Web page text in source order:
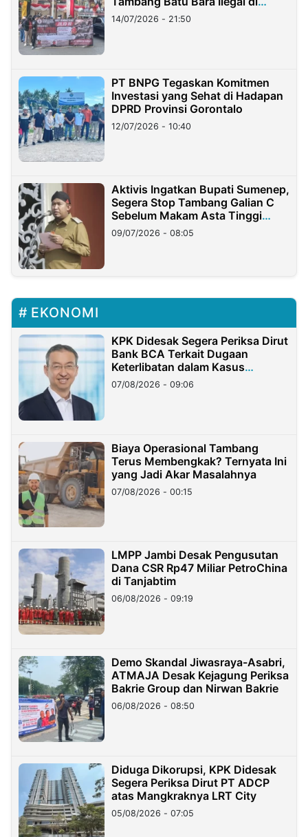
Lampung
14/07/2026 - 21:50
PT BNPG Tegaskan Komitmen
Investasi yang Sehat di Hadapan
DPRD Provinsi Gorontalo
12/07/2026 - 10:40
Aktivis Ingatkan Bupati Sumenep,
Segera Stop Tambang Galian C
Sebelum Makam Asta Tinggi
Longsor
09/07/2026 - 08:05
EKONOMI
KPK Didesak Segera Periksa Dirut
Bank BCA Terkait Dugaan
Keterlibatan dalam Kasus
Hilangnya Dana Nasabah Rp2,58
Miliar
07/08/2026 - 09:06
Biaya Operasional Tambang
Terus Membengkak? Ternyata Ini
yang Jadi Akar Masalahnya
07/08/2026 - 00:15
LMPP Jambi Desak Pengusutan
Dana CSR Rp47 Miliar PetroChina
di Tanjabtim
06/08/2026 - 09:19
Demo Skandal Jiwasraya-Asabri,
ATMAJA Desak Kejagung Periksa
Bakrie Group dan Nirwan Bakrie
06/08/2026 - 08:50
Diduga Dikorupsi, KPK Didesak
Segera Periksa Dirut PT ADCP
atas Mangkraknya LRT City
05/08/2026 - 07:05